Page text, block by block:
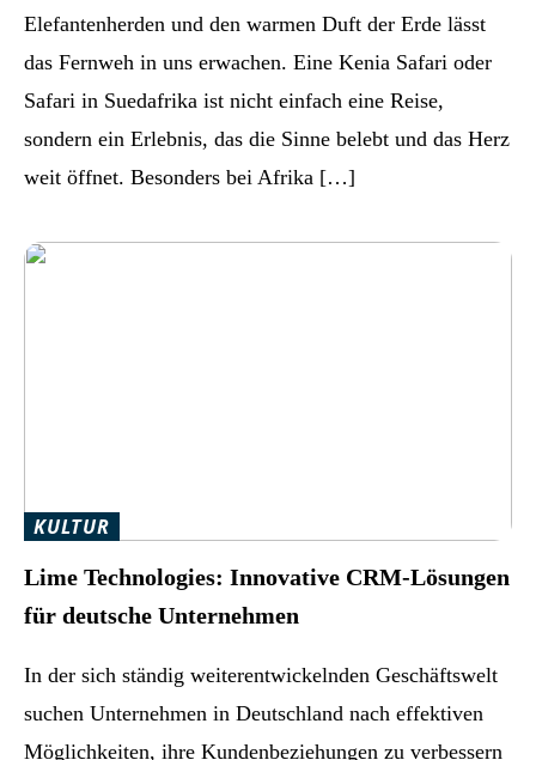
Elefantenherden und den warmen Duft der Erde lässt
das Fernweh in uns erwachen. Eine Kenia Safari oder
Safari in Suedafrika ist nicht einfach eine Reise,
sondern ein Erlebnis, das die Sinne belebt und das Herz
weit öffnet. Besonders bei Afrika […]
KULTUR
Lime Technologies: Innovative CRM-Lösungen
für deutsche Unternehmen
In der sich ständig weiterentwickelnden Geschäftswelt
suchen Unternehmen in Deutschland nach effektiven
Möglichkeiten, ihre Kundenbeziehungen zu verbessern